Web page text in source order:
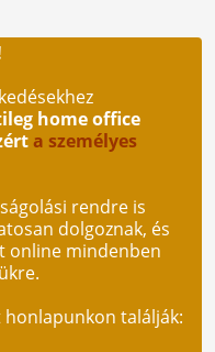
home office
a személyes
rendre is
dolgoznak, és
online mindenben
találják: